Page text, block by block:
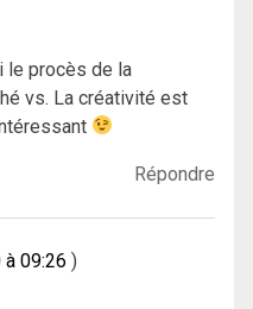
le procès de la
vs. La créativité est
Répondre
09:26